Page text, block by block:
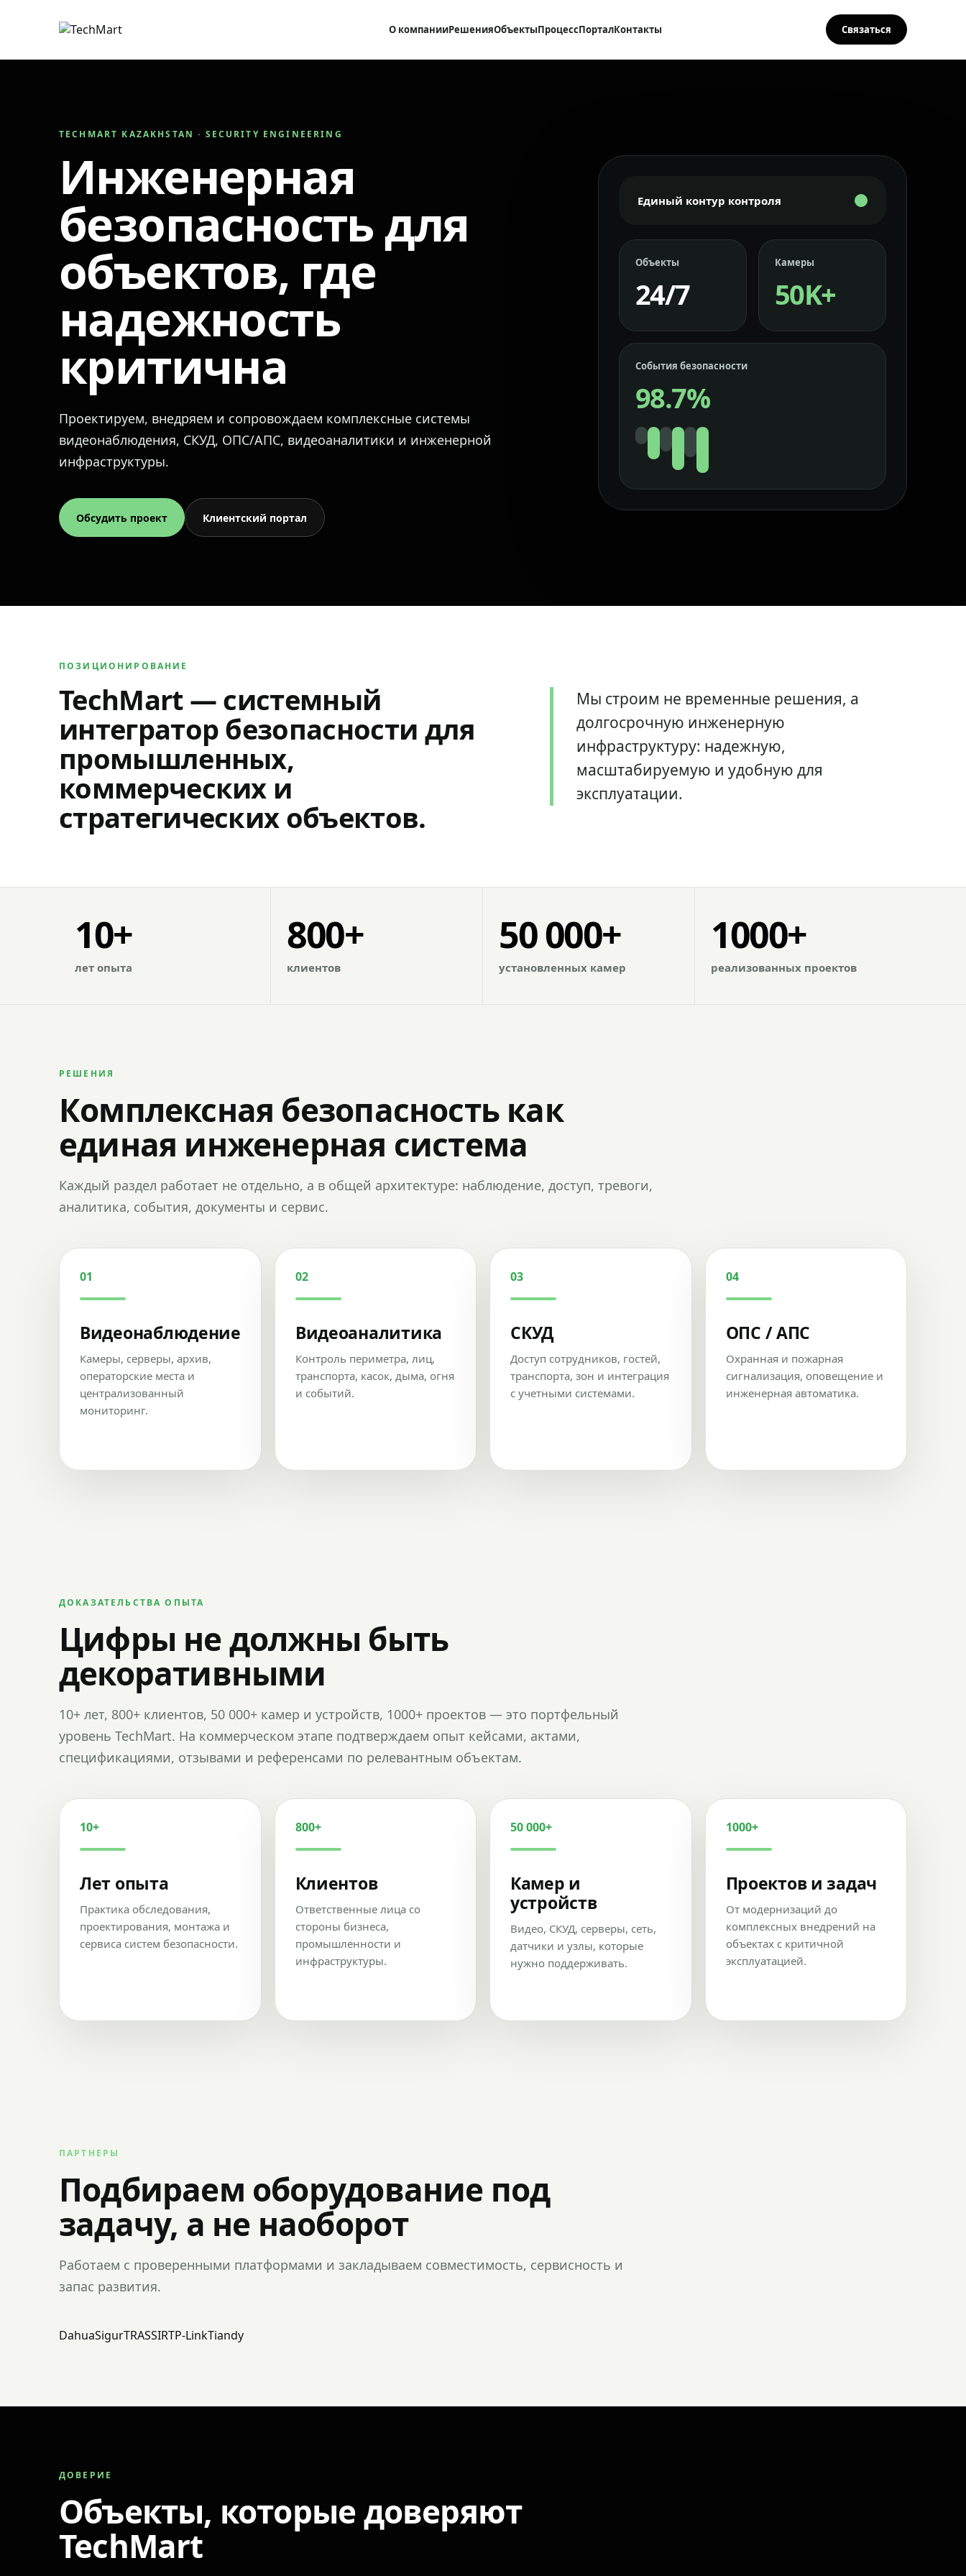
О компанииРешенияОбъектыПроцессПорталКонтакты Связаться
TECHMART KAZAKHSTAN · SECURITY ENGINEERING
Инженерная
безопасность для
объектов, где
надежность
критична
Проектируем, внедряем и сопровождаем комплексные системы
видеонаблюдения, СКУД, ОПС/АПС, видеоаналитики и инженерной
инфраструктуры.
Обсудить проект Клиентский портал
Единый контур контроля
Объекты
24/7
Камеры
50K+
События безопасности
98.7%
ПОЗИЦИОНИРОВАНИЕ
TechMart — системный
интегратор безопасности для
промышленных,
коммерческих и
стратегических объектов.
Мы строим не временные решения, а
долгосрочную инженерную
инфраструктуру: надежную,
масштабируемую и удобную для
эксплуатации.
10+
лет опыта
800+
клиентов
50 000+
установленных камер
1000+
реализованных проектов
РЕШЕНИЯ
Комплексная безопасность как
единая инженерная система
Каждый раздел работает не отдельно, а в общей архитектуре: наблюдение, доступ, тревоги,
аналитика, события, документы и сервис.
01
Видеонаблюдение
Камеры, серверы, архив,
операторские места и
централизованный
мониторинг.
02
Видеоаналитика
Контроль периметра, лиц,
транспорта, касок, дыма, огня
и событий.
03
СКУД
Доступ сотрудников, гостей,
транспорта, зон и интеграция
с учетными системами.
04
ОПС / АПС
Охранная и пожарная
сигнализация, оповещение и
инженерная автоматика.
ДОКАЗАТЕЛЬСТВА ОПЫТА
Цифры не должны быть
декоративными
10+ лет, 800+ клиентов, 50 000+ камер и устройств, 1000+ проектов — это портфельный
уровень TechMart. На коммерческом этапе подтверждаем опыт кейсами, актами,
спецификациями, отзывами и референсами по релевантным объектам.
10+
Лет опыта
Практика обследования,
проектирования, монтажа и
сервиса систем безопасности.
800+
Клиентов
Ответственные лица со
стороны бизнеса,
промышленности и
инфраструктуры.
50 000+
Камер и
устройств
Видео, СКУД, серверы, сеть,
датчики и узлы, которые
нужно поддерживать.
1000+
Проектов и задач
От модернизаций до
комплексных внедрений на
объектах с критичной
эксплуатацией.
ПАРТНЕРЫ
Подбираем оборудование под
задачу, а не наоборот
Работаем с проверенными платформами и закладываем совместимость, сервисность и
запас развития.
DahuaSigurTRASSIRTP-LinkTiandy
ДОВЕРИЕ
Объекты, которые доверяют
TechMart